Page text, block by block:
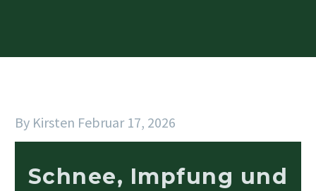
By Kirsten Februar 17, 2026
Schnee, Impfung und